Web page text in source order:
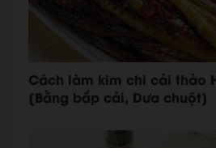
Cách làm kim chi cải thảo
[Bằng bắp cải, Dưa chuột]